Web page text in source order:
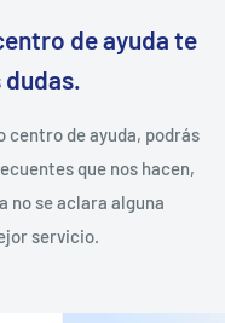
de ayuda te
centro de ayuda, podrás
que nos hacen,
no se aclara alguna
servicio.